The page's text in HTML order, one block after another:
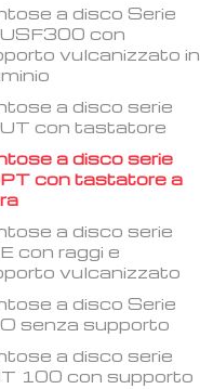
a disco Serie
con
vulcanizzato in
a disco serie
con tastatore
a disco serie
con tastatore a
a disco serie
con raggi e
vulcanizzato
a disco Serie
senza supporto
a disco serie
100 con supporto